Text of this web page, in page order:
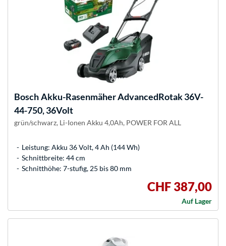
BoschAkku-Rasenmäher AdvancedRotak 36V-
44-750, 36Volt
grün/schwarz, Li-Ionen Akku 4,0Ah, POWER FOR ALL
Leistung: Akku 36 Volt, 4 Ah (144 Wh)
Schnittbreite: 44 cm
Schnitthöhe: 7-stufig, 25 bis 80 mm
CHF 387,00
Auf Lager